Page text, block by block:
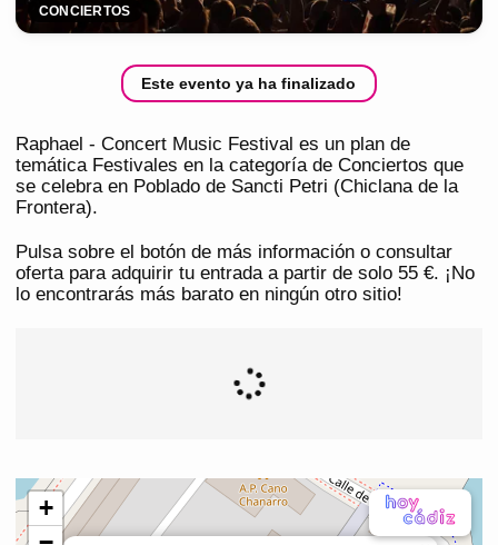
CONCIERTOS
Este evento ya ha finalizado
Raphael - Concert Music Festival es un plan de
temática Festivales en la categoría de Conciertos que
se celebra en Poblado de Sancti Petri (Chiclana de la
Frontera).
Pulsa sobre el botón de más información o consultar
oferta para adquirir tu entrada a partir de solo 55 €. ¡No
lo encontrarás más barato en ningún otro sitio!